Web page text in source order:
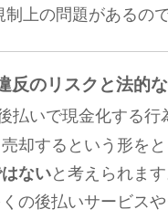
制上の問題があるので
反のリスクと法的
払いで現金化する行
却するという形を
ないと考えられます​
くの後払いサービス